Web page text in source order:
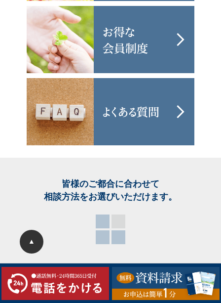
皆様のご都合に合わせて
相談方法をお選びいただけます。
▲